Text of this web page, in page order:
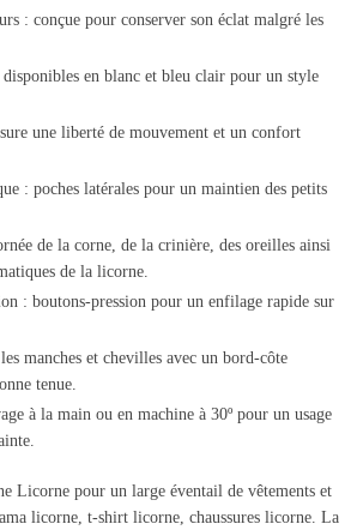
: conçue pour conserver son éclat malgré les
en blanc et bleu clair pour un style
une liberté de mouvement et un confort
: poches latérales pour un maintien des petits
de la corne, de la crinière, des oreilles ainsi
de la licorne.
: boutons-pression pour un enfilage rapide sur
manches et chevilles avec un bord-côte
tenue.
à la main ou en machine à 30º pour un usage
Licorne pour un large éventail de vêtements et
licorne, t-shirt licorne, chaussures licorne. La